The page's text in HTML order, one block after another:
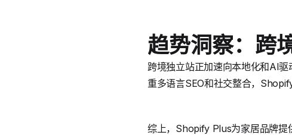
趋势洞察：跨
跨境独立站正加速向本地化和AI
重多语言SEO和社交整合，
综上，Shopify Plus为家居品牌提